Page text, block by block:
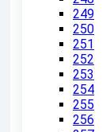
249
250
251
252
253
254
255
256